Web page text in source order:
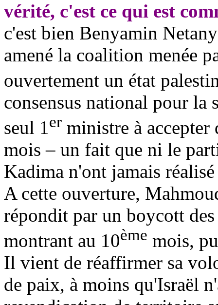
vérité, c'est ce qui est
c'est bien Benyamin
amené la coalition menée
ouvertement un état
consensus national pour la
seul 1er ministre à
mois – un fait que ni le
Kadima n'ont jamais
A cette ouverture,
répondit par un boycott
montrant au 10ème mois,
Il vient de réaffirmer sa
de paix, à moins qu'Israël